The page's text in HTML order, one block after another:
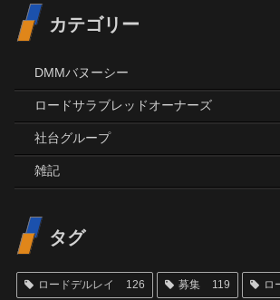
カテゴリー
DMMバヌーシー
ロードサラブレッドオーナーズ
社台グループ
雑記
タグ
ロードデルレイ 126 募集 119 ロ